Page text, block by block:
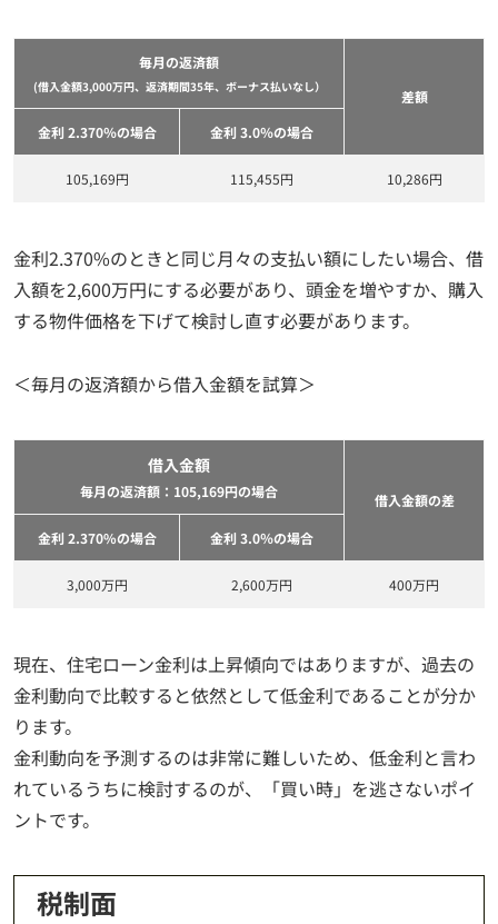
毎月の返済額
(借入金額3,000万円、返済期間35年、ボーナス払いなし）
差額
金利 2.370％の場合
金利 3.0％の場合
105,169円 115,455円 10,286円
金利2.370%のときと同じ月々の支払い額にしたい場合、借
入額を2,600万円にする必要があり、頭金を増やすか、購入
する物件価格を下げて検討し直す必要があります。
＜毎月の返済額から借入金額を試算＞
借入金額
毎月の返済額：105,169円の場合
借入金額の差
金利 2.370%の場合
金利 3.0％の場合
3,000万円 2,600万円 400万円
現在、住宅ローン金利は上昇傾向ではありますが、過去の
金利動向で比較すると依然として低金利であることが分か
ります。
金利動向を予測するのは非常に難しいため、低金利と言わ
れているうちに検討するのが、「買い時」を逃さないポイ
ントです。
税制面